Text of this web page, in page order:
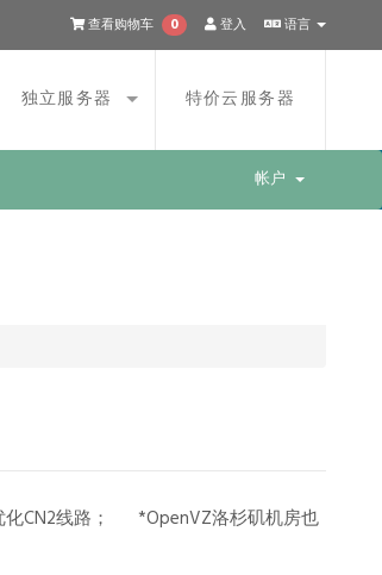
语言
登入
查看购物车 0
独立服务器 特价云服务器
帐户
CN2线路； *OpenVZ洛杉矶机房也